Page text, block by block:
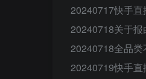
20240717快手
20240718关于
20240718全品
20240719快手